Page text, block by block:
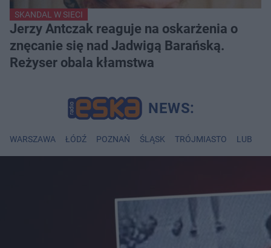
SKANDAL W SIECI
Jerzy Antczak reaguje na oskarżenia o
znęcanie się nad Jadwigą Barańską.
Reżyser obala kłamstwa
WARSZAWA ŁÓDŹ POZNAŃ ŚLĄSK TRÓJMIASTO LUBLIN